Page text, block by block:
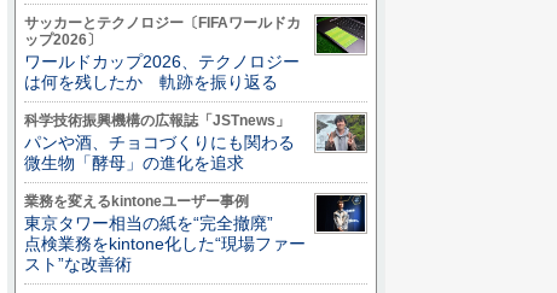
サッカーとテクノロジー〔FIFAワールドカ
ップ2026〕
ワールドカップ2026、テクノロジー
は何を残したか 軌跡を振り返る
科学技術振興機構の広報誌「JSTnews」
パンや酒、チョコづくりにも関わる
微生物「酵母」の進化を追求
業務を変えるkintoneユーザー事例
東京タワー相当の紙を“完全撤廃”
点検業務をkintone化した“現場ファー
スト”な改善術